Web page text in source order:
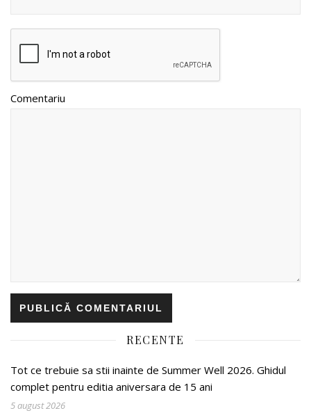
Comentariu
RECENTE
Tot ce trebuie sa stii inainte de Summer Well 2026. Ghidul
complet pentru editia aniversara de 15 ani
5 august 2026